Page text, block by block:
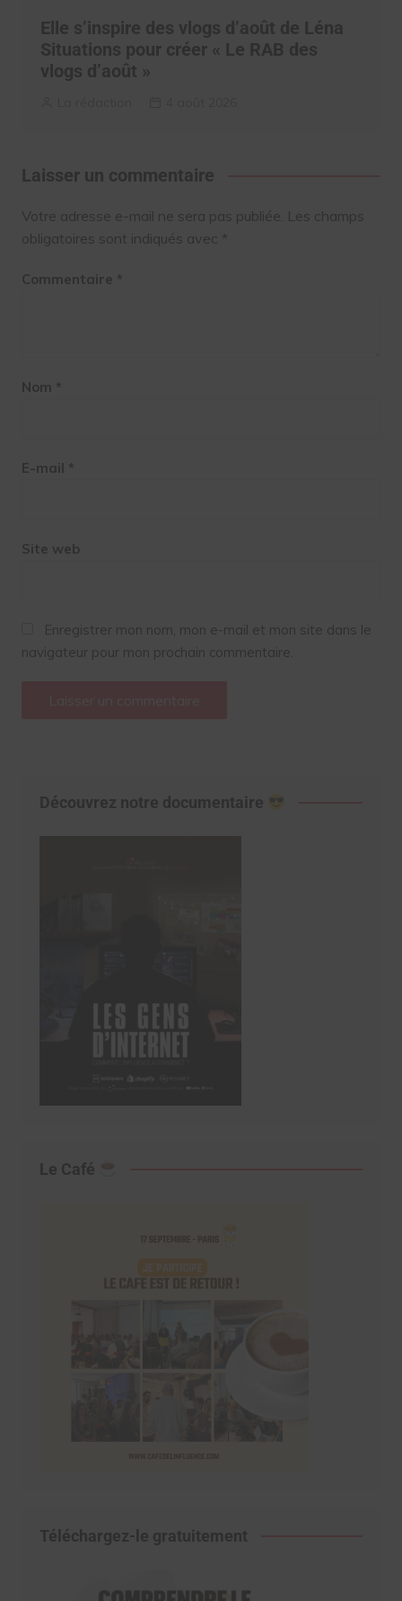
Elle s’inspire des vlogs d’août de Léna
Situations pour créer « Le RAB des
vlogs d’août »
Laisser un commentaire
Votre adresse e-mail ne sera pas publiée. Les champs
obligatoires sont indiqués avec *
Commentaire *
Nom *
E-mail *
Site web
Enregistrer mon nom, mon e-mail et mon site dans le
navigateur pour mon prochain commentaire.
Découvrez notre documentaire
Le Café
Téléchargez-le gratuitement